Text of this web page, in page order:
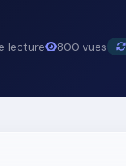
lecture 800 vues